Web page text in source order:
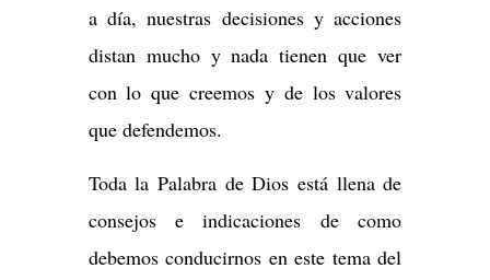
a día, nuestras decisiones y acciones
distan mucho y nada tienen que ver
con lo que creemos y de los valores
que defendemos.
Toda la Palabra de Dios está llena de
consejos e indicaciones de como
debemos conducirnos en este tema del